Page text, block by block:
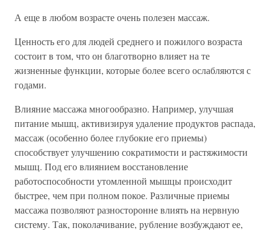
А еще в любом возрасте очень полезен массаж.
Ценность его для людей среднего и пожилого возраста
состоит в том, что он благотворно влияет на те
жизненные функции, которые более всего ослабляются с
годами.
Влияние массажа многообразно. Например, улучшая
питание мышц, активизируя удаление продуктов распада,
массаж (особенно более глубокие его приемы)
способствует улучшению сократимости и растяжимости
мышц. Под его влиянием восстановление
работоспособности утомленной мышцы происходит
быстрее, чем при полном покое. Различные приемы
массажа позволяют разносторонне влиять на нервную
систему. Так, поколачивание, рубление возбуждают ее,